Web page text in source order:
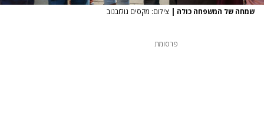
שמחה של המשפחה כולה | צילום: מקסים גולובנוב
פרסומת